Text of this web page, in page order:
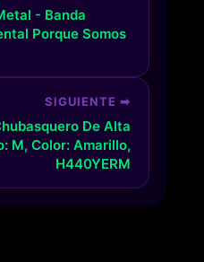
- Banda
Porque Somos
SIGUIENTE ➡
De Alta
M, Color: Amarillo,
H440YERM